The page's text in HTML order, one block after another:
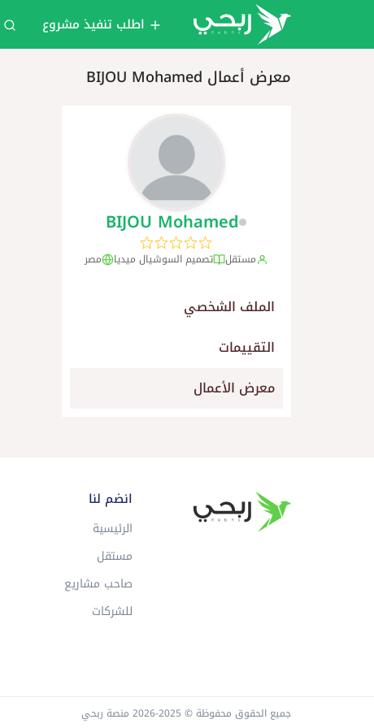
اطلب تنفيذ مشروع
معرض أعمال BIJOU Mohamed
BIJOU Mohamed
مستقل تصميم السوشيال ميديا مصر
الملف الشخصي
التقييمات
معرض الأعمال
انضم لنا
الرئيسية
مستقل
صاحب مشاريع
للشركات
جميع الحقوق محفوظة © 2025-2026 منصة ربحي